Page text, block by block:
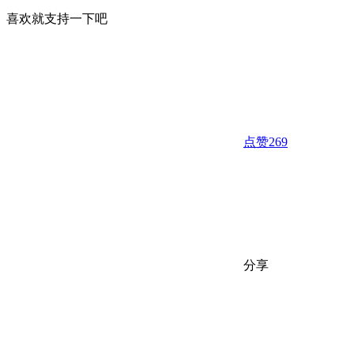
喜欢就支持一下吧
点赞269
分享